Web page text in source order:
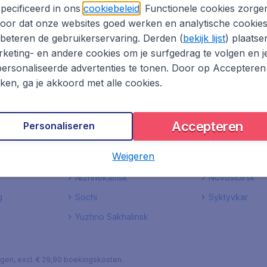
van nagenoeg alle bedrijven in Nederland
Barnaul
Krasnodar
Nizhnekamsk Novosibirsk
Sochi Syktyvkar
Yuzhno Sakhalinsk
excl. € 29,90 boekingskosten.
in ons cookiebeleid. Functionele cookies
dat onze websites goed werken en analytische cookies
de gebruikerservaring. Derden (bekijk lijst)
en andere cookies om je surfgedrag te volgen en
advertenties te tonen. Door op
ga je akkoord met alle cookies.
Accepteren
Personaliseren
Weigeren